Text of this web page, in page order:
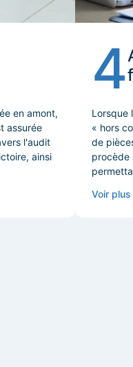
en amont,
assurée
l'audit
ainsi
4
Lorsque
« hors
de
procède
Voir plus